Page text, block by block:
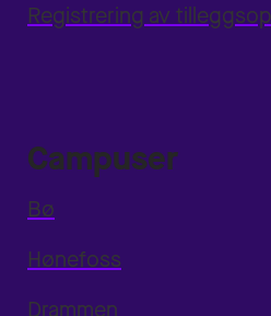
Registrering av
Campuser
Bø
Hønefoss
Drammen